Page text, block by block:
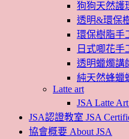
狗狗天然護
透明&環保
環保樹脂手
日式唧花手
透明蠟燭講
純天然蜂蠟
Latte art
JSA Latte
JSA認證教室 JSA
協會概要 About JSA